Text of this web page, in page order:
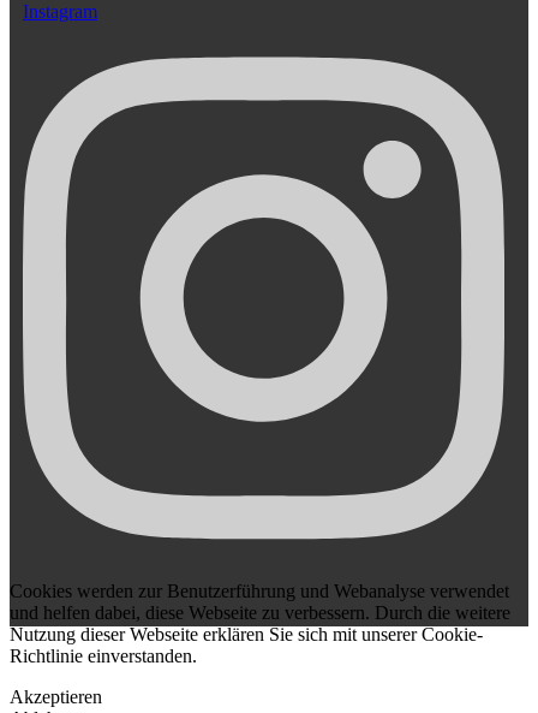
Instagram
Cookies werden zur Benutzerführung und Webanalyse verwendet
und helfen dabei, diese Webseite zu verbessern. Durch die weitere
Nutzung dieser Webseite erklären Sie sich mit unserer Cookie-
Richtlinie einverstanden.
Akzeptieren